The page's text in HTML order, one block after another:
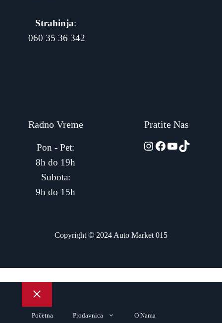
Strahinja:
060 35 36 342
Radno Vreme
Pon - Pet:
8h do 19h
Subota:
9h do 15h
Pratite Nas
automarket015
Facebook
YouTube
TikTok
Copyright © 2024 Auto Market 015
Close
Početna Prodavnica O Nama